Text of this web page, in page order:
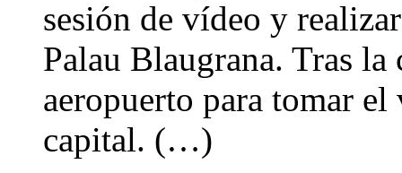
sesión de vídeo y
Palau Blaugrana. Tras
aeropuerto para tomar
capital. (…)